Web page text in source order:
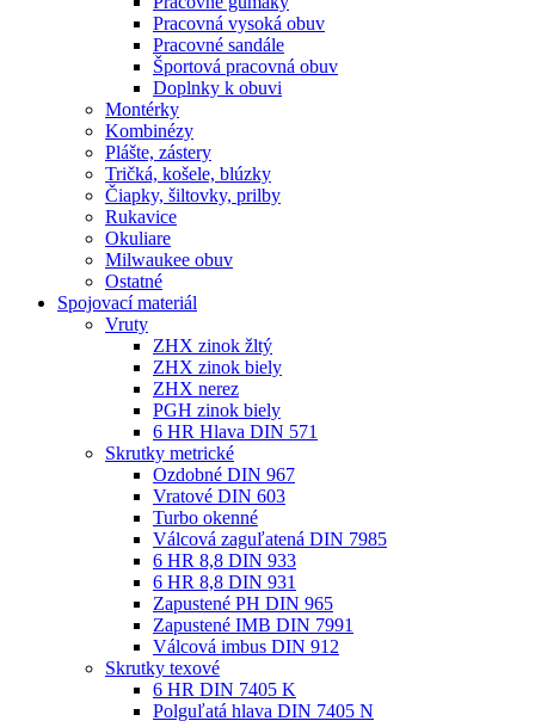
Pracovná vysoká obuv
Pracovné sandále
Športová pracovná obuv
Doplnky k obuvi
Montérky
Kombinézy
Plášte, zástery
Tričká, košele, blúzky
Čiapky, šiltovky, prilby
Rukavice
Okuliare
Milwaukee obuv
Ostatné
Spojovacímateriál
Vruty
ZHX zinok žltý
ZHX zinok biely
ZHX nerez
PGH zinok biely
6 HR Hlava DIN 571
Skrutky metrické
Ozdobné DIN 967
Vratové DIN 603
Turbo okenné
Válcová zaguľatená DIN 7985
6 HR 8,8 DIN 933
6 HR 8,8 DIN 931
Zapustené PH DIN 965
Zapustené IMB DIN 7991
Válcová imbus DIN 912
Skrutky texové
6 HR DIN 7405 K
Polguľatá hlava DIN 7405 N